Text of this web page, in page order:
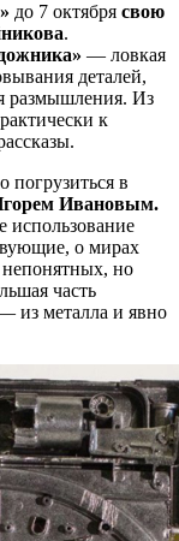
до 7 октября свою
.
— ловкая
деталей,
размышления. Из
к
погрузиться в
Ивановым.
использование
о мирах
но
часть
из металла и явно